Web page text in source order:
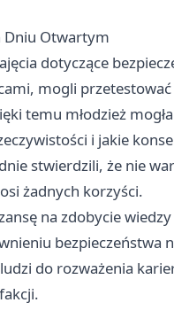
Dniu Otwartym
dotyczące
mogli
temu młodzież
i jakie
stwierdzili, że nie
żadnych korzyści.
na zdobycie
bezpieczeństwa
do rozważenia